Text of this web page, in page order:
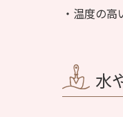
温度の高
水